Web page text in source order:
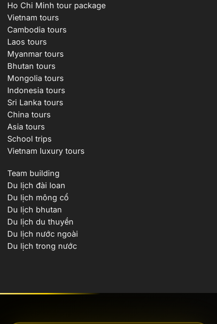
Ho Chi Minh tour package
Vietnam tours
Cambodia tours
Laos tours
Myanmar tours
Bhutan tours
Mongolia tours
Indonesia tours
Sri Lanka tours
China tours
Asia tours
School trips
Vietnam luxury tours
Team building
Du lịch đài loan
Du lịch mông cổ
Du lịch bhutan
Du lịch du thuyền
Du lịch nước ngoài
Du lịch trong nước